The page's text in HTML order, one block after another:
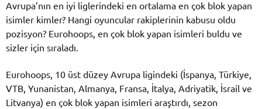
Avrupa’nın en iyi liglerindeki en ortalama en çok blok yapan
isimler kimler? Hangi oyuncular rakiplerinin kabusu oldu
pozisyon? Eurohoops, en çok blok yapan isimleri buldu ve
sizler için sıraladı.
Eurohoops, 10 üst düzey Avrupa ligindeki (İspanya, Türkiye,
VTB, Yunanistan, Almanya, Fransa, İtalya, Adriyatik, İsrail ve
Litvanya) en çok blok yapan isimleri araştırdı, sezon